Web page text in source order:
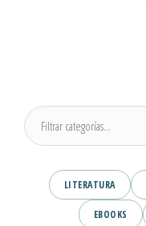
LITERATURA
EBOOKS